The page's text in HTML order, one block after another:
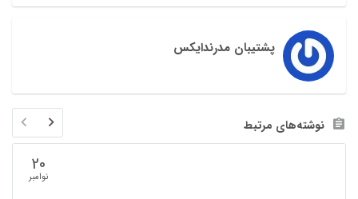
پشتیبان مدرندایکس
نوشته‌های مرتبط
20
نوامبر